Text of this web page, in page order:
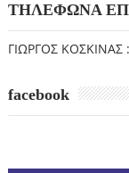
ΤΗΛΕΦΩΝΑ
ΓΙΩΡΓΟΣ ΚΟΣΚΙΝΑΣ
facebook